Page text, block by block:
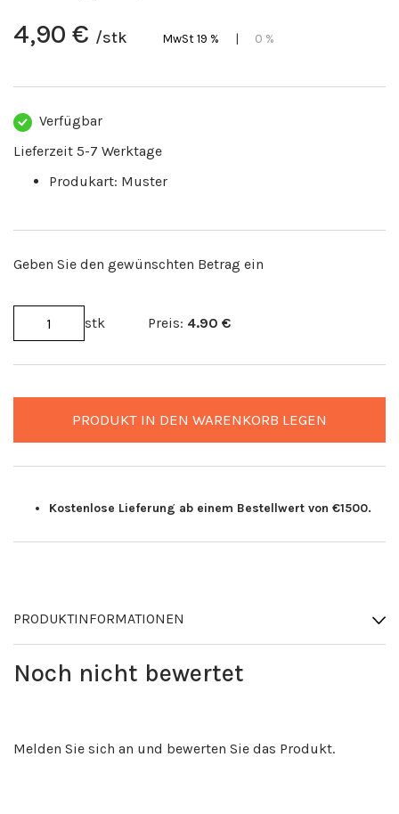
4,90 € /stk MwSt 19 % | 0 %
Verfügbar
Lieferzeit 5-7 Werktage
Produkart: Muster
Geben Sie den gewünschten Betrag ein
stk Preis: 4.90 €
PRODUKT IN DEN WARENKORB LEGEN
Kostenlose Lieferung ab einem Bestellwert von €1500.
PRODUKTINFORMATIONEN
Noch nicht bewertet
Melden Sie sich an und bewerten Sie das Produkt.